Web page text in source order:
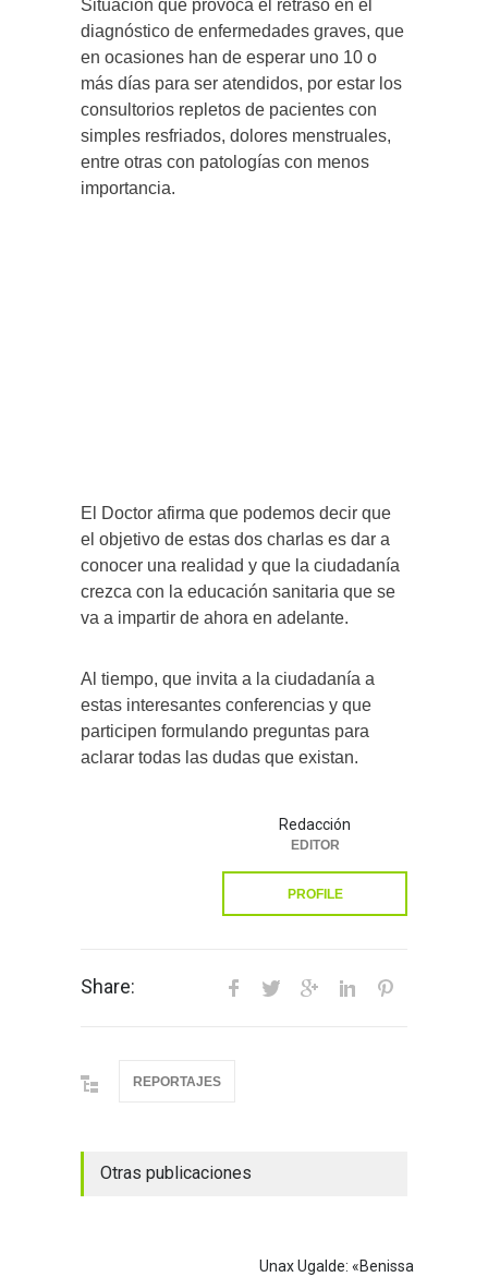
Situación que provoca el retraso en el
diagnóstico de enfermedades graves, que
en ocasiones han de esperar uno 10 o
más días para ser atendidos, por estar los
consultorios repletos de pacientes con
simples resfriados, dolores menstruales,
entre otras con patologías con menos
importancia.
El Doctor afirma que podemos decir que
el objetivo de estas dos charlas es dar a
conocer una realidad y que la ciudadanía
crezca con la educación sanitaria que se
va a impartir de ahora en adelante.
Al tiempo, que invita a la ciudadanía a
estas interesantes conferencias y que
participen formulando preguntas para
aclarar todas las dudas que existan.
Redacción
EDITOR
PROFILE
Share:
REPORTAJES
Otras publicaciones
Unax Ugalde: «Benissa